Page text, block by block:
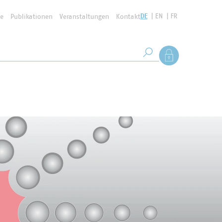
Publikationen Veranstaltungen KontaktDE EN FR
Suche starten
Als Mitglied